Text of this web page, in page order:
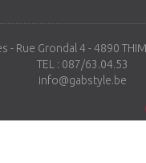
- Rue Grondal 4 - 4890
TEL : 087/63.04.53
info@gabstyle.be